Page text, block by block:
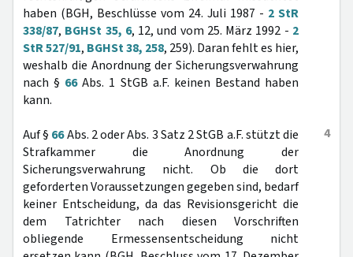
haben (BGH, Beschlüsse vom 24. Juli 1987 - 2 StR
338/87, BGHSt 35, 6, 12, und vom 25. März 1992 - 2
StR 527/91, BGHSt 38, 258, 259). Daran fehlt es hier,
weshalb die Anordnung der Sicherungsverwahrung
nach § 66Abs. 1 StGB a.F. keinen Bestand haben
kann.
4
Auf § 66Abs. 2 oder Abs. 3 Satz 2 StGB a.F. stützt die
Strafkammer die Anordnung der
Sicherungsverwahrung nicht. Ob die dort
geforderten Voraussetzungen gegeben sind, bedarf
keiner Entscheidung, da das Revisionsgericht die
dem Tatrichter nach diesen Vorschriften
obliegende Ermessensentscheidung nicht